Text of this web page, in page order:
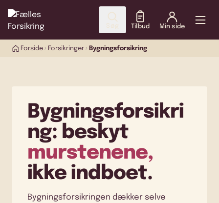
Søg Tilbud Min side
Forside Forsikringer Bygningsforsikring
Bygningsforsikri
ng: beskyt
murstenene,
ikke indboet.
Bygningsforsikringen dækker selve